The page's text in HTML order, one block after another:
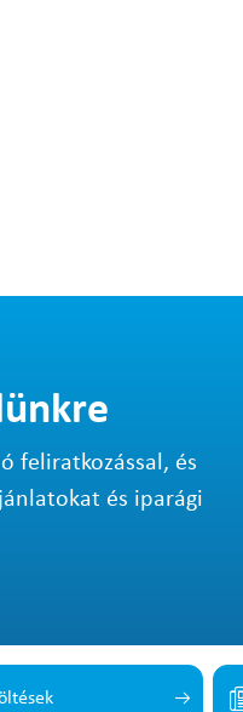
feliratkozással, és
és iparági